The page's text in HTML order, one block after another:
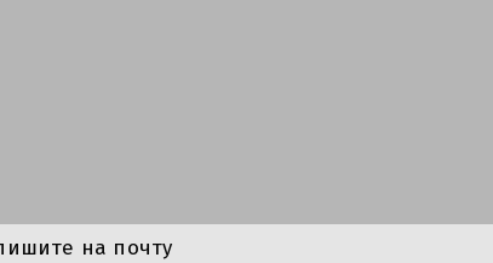
на почту